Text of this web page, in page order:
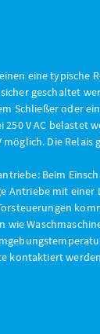
eine typische
geschaltet
Schließer oder
V AC belastet
Die Relais
Beim
Antriebe mit einer
kontaktiert